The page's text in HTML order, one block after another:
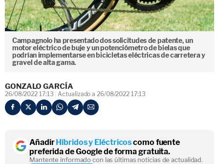
Campagnolo ha presentado dos solicitudes de patente, un
motor eléctrico de buje y un potenciómetro de bielas que
podrían implementarse en bicicletas eléctricas de carretera y
gravel de alta gama.
GONZALO GARCÍA
26/08/2022 17:13 Actualizado a 26/08/2022 17:13
AñadirHíbridos y Eléctricoscomo fuente
preferida de Google de forma gratuita.
Mantente informado con las últimas noticias de actualidad.